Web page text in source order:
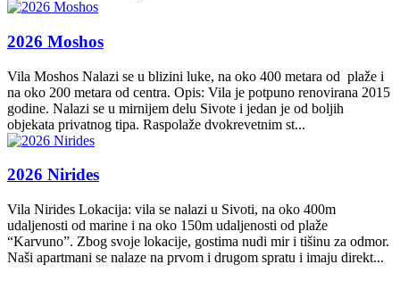
2026 Moshos
Vila Moshos Nalazi se u blizini luke, na oko 400 metara od plaže i
na oko 200 metara od centra. Opis: Vila je potpuno renovirana 2015
godine. Nalazi se u mirnijem delu Sivote i jedan je od boljih
objekata privatnog tipa. Raspolaže dvokrevetnim st...
2026 Nirides
Vila Nirides Lokacija: vila se nalazi u Sivoti, na oko 400m
udaljenosti od marine i na oko 150m udaljenosti od plaže
“Karvuno”. Zbog svoje lokacije, gostima nudi mir i tišinu za odmor.
Naši apartmani se nalaze na prvom i drugom spratu i imaju direkt...